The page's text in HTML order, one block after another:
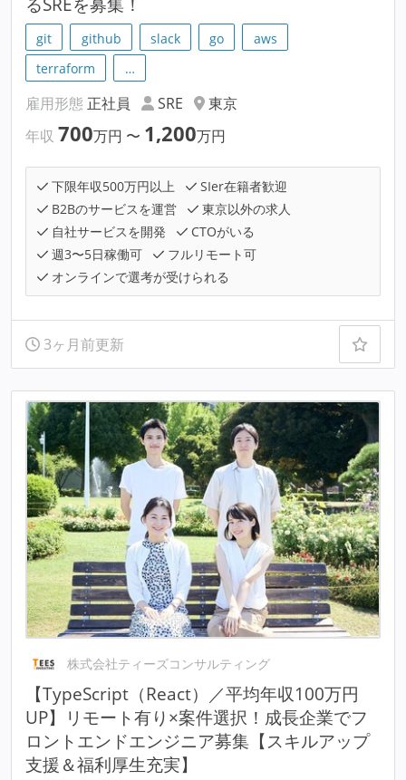
git github slack go
aws
terraform
…
雇用形態 正社員 SRE
東京
年収 700万円 〜 1,200万円
下限年収500万円以上
SIer在籍者歓迎
B2Bのサービスを運営
東京以外の求人
自社サービスを開発
CTOがいる
週3〜5日稼働可
フルリモート可
オンラインで選考が受けられる
3ヶ月前更新
株式会社ティーズコンサルティング
【TypeScript（React）／平均年収100万円
UP】リモート有り×案件選択！成長企業でフ
ロントエンドエンジニア募集【スキルアップ
支援＆福利厚生充実】